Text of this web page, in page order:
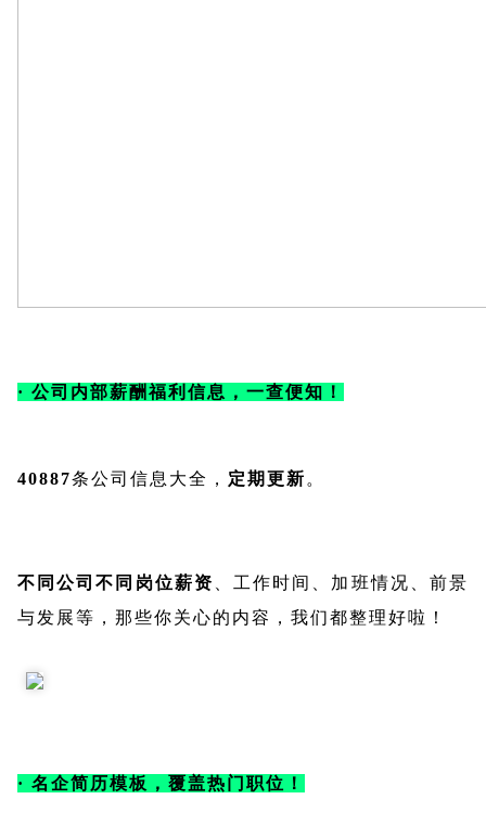
· 公司内部薪酬福利信息，一查便知！
40887条公司信息大全， 定期更新 。
不同公司不同岗位薪资
、工作时间、加班情况、前景
与发展等，那些你关心的内容，我们都整理好啦！
· 名企简历模板，覆盖热门职位！